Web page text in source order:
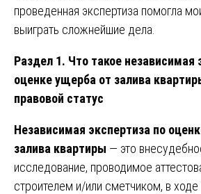
проведенная экспертиза помогла
выиграть сложнейшие дела.
Раздел 1. Что такое независимая
оценке ущерба от залива
правовой статус
Независимая экспертиза по
залива квартиры — это
исследование, проводимое
строителем и/или сметчиком, в ходе